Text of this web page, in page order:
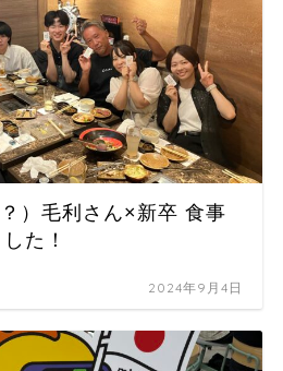
）毛利さん×新卒 食事
た！
2024年9月4日